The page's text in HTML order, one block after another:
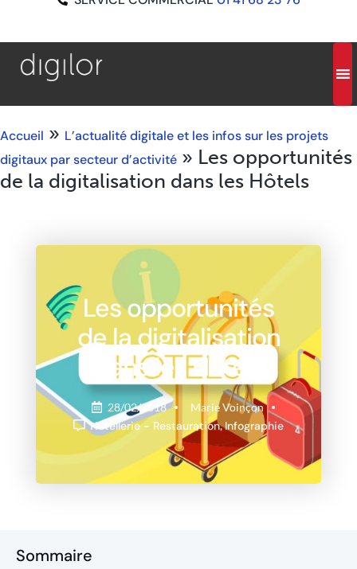
Accueil » L’actualité digitale et les infos sur les projets
digitaux par secteur d’activité » Les opportunités
de la digitalisation dans les Hôtels
Les opportunités
de la digitalisation
dans les Hôtels
28/02/2018 Marie Voinçon
Hôtellerie - Restauration,Infographie
Sommaire